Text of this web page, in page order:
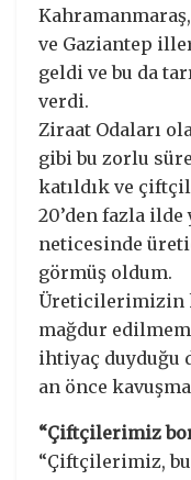
ve Gaziantep
geldi ve bu da
verdi.
Ziraat Odaları
gibi bu zorlu
katıldık ve
20’den fazla
neticesinde
görmüş oldum.
Üreticilerimizin
mağdur
ihtiyaç duyduğu
an önce
“Çiftçilerimiz
“Çiftçilerimiz,